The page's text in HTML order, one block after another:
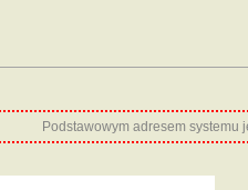
Podstawowym adresem systemu